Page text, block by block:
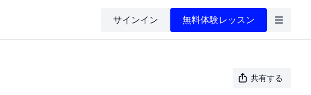
サインイン 無料体験レッスン
共有する